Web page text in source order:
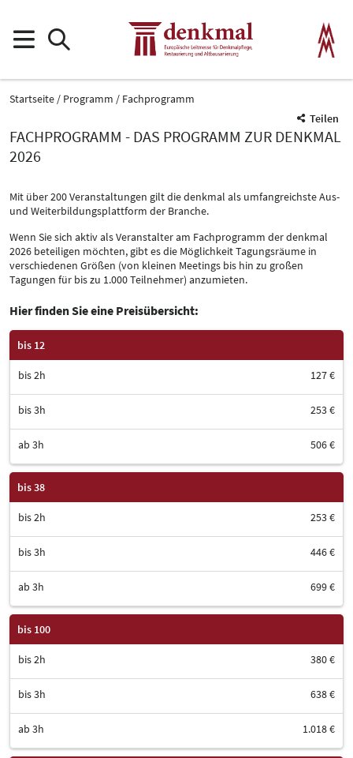
Startseite Programm
Fachprogramm
Teilen
FACHPROGRAMM - DAS PROGRAMM ZUR DENKMAL
2026
Mit über 200 Veranstaltungen gilt die denkmal als umfangreichste Aus-
und Weiterbildungsplattform der Branche.
Wenn Sie sich aktiv als Veranstalter am Fachprogramm der denkmal
2026 beteiligen möchten, gibt es die Möglichkeit Tagungsräume in
verschiedenen Größen (von kleinen Meetings bis hin zu großen
Tagungen für bis zu 1.000 Teilnehmer) anzumieten.
Hier finden Sie eine Preisübersicht:
bis 12
bis 2h 127 €
bis 3h 253 €
ab 3h 506 €
bis 38
bis 2h 253 €
bis 3h 446 €
ab 3h 699 €
bis 100
bis 2h 380 €
bis 3h 638 €
ab 3h 1.018 €